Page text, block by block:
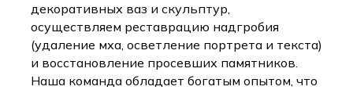
декоративных ваз и скульптур,
осуществляем реставрацию надгробия
(удаление мха, осветление портрета и текста)
и восстановление просевших памятников.
Наша команда обладает богатым опытом, что